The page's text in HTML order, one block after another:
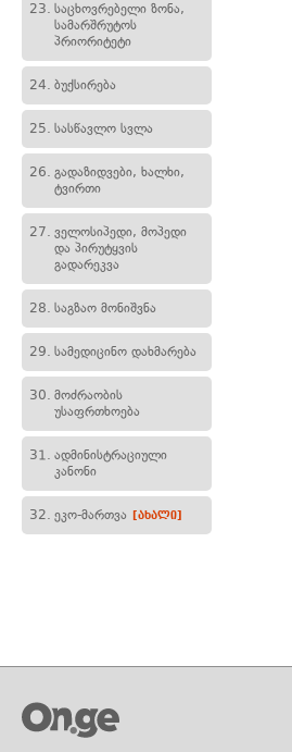
23. საცხოვრებელი ზონა,
სამარშრუტოს
პრიორიტეტი
24. ბუქსირება
25. სასწავლო სვლა
26. გადაზიდვები, ხალხი,
ტვირთი
27. ველოსიპედი, მოპედი
და პირუტყვის
გადარეკვა
28. საგზაო მონიშვნა
29. სამედიცინო დახმარება
30. მოძრაობის
უსაფრთხოება
31. ადმინისტრაციული
კანონი
32. ეკო-მართვა [ახალი]